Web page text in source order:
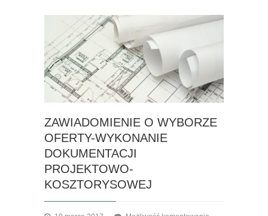
ZAWIADOMIENIE O WYBORZE
OFERTY-WYKONANIE
DOKUMENTACJI
PROJEKTOWO-
KOSZTORYSOWEJ